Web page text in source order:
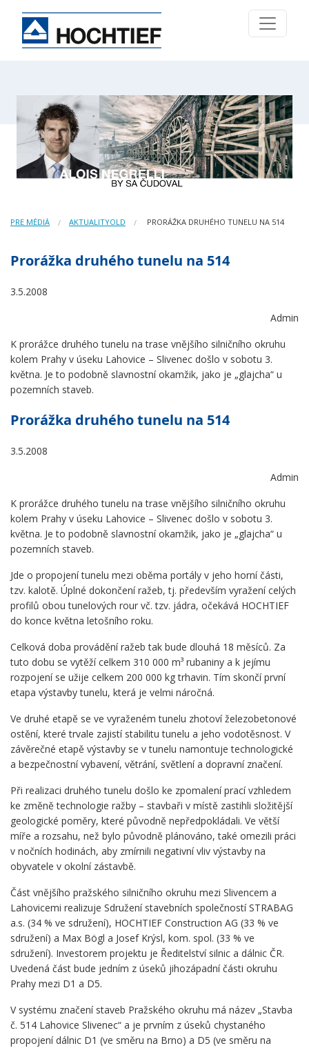
PRE MÉDIÁ AKTUALITYOLD PRORÁŽKA DRUHÉHO TUNELU NA 514
Prorážka druhého tunelu na 514
3.5.2008
Admin
K prorážce druhého tunelu na trase vnějšího silničního okruhu
kolem Prahy v úseku Lahovice – Slivenec došlo v sobotu 3.
května. Je to podobně slavnostní okamžik, jako je „glajcha“ u
pozemních staveb.
Prorážka druhého tunelu na 514
3.5.2008
Admin
K prorážce druhého tunelu na trase vnějšího silničního okruhu
kolem Prahy v úseku Lahovice – Slivenec došlo v sobotu 3.
května. Je to podobně slavnostní okamžik, jako je „glajcha“ u
pozemních staveb.
Jde o propojení tunelu mezi oběma portály v jeho horní části,
tzv. kalotě. Úplné dokončení ražeb, tj. především vyražení celých
profilů obou tunelových rour vč. tzv. jádra, očekává HOCHTIEF
do konce května letošního roku.
Celková doba provádění ražeb tak bude dlouhá 18 měsíců. Za
tuto dobu se vytěží celkem 310 000 m³ rubaniny a k jejímu
rozpojení se užije celkem 200 000 kg trhavin. Tím skončí první
etapa výstavby tunelu, která je velmi náročná.
Ve druhé etapě se ve vyraženém tunelu zhotoví železobetonové
ostění, které trvale zajistí stabilitu tunelu a jeho vodotěsnost. V
závěrečné etapě výstavby se v tunelu namontuje technologické
a bezpečnostní vybavení, větrání, světlení a dopravní značení.
Při realizaci druhého tunelu došlo ke zpomalení prací vzhledem
ke změně technologie ražby – stavbaři v místě zastihli složitější
geologické poměry, které původně nepředpokládali. Ve větší
míře a rozsahu, než bylo původně plánováno, také omezili práci
v nočních hodinách, aby zmírnili negativní vliv výstavby na
obyvatele v okolní zástavbě.
Část vnějšího pražského silničního okruhu mezi Slivencem a
Lahovicemi realizuje Sdružení stavebních společností STRABAG
a.s. (34 % ve sdružení), HOCHTIEF Construction AG (33 % ve
sdružení) a Max Bögl a Josef Krýsl, kom. spol. (33 % ve
sdružení). Investorem projektu je Ředitelství silnic a dálnic ČR.
Uvedená část bude jedním z úseků jihozápadní části okruhu
Prahy mezi D1 a D5.
V systému značení staveb Pražského okruhu má název „Stavba
č. 514 Lahovice Slivenec“ a je prvním z úseků chystaného
propojení dálnic D1 (ve směru na Brno) a D5 (ve směru na